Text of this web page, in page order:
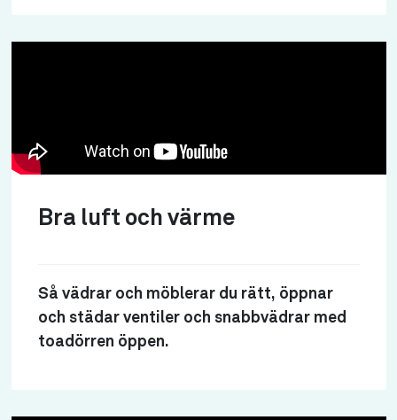
Bra luft och värme
Så vädrar och möblerar du rätt, öppnar
och städar ventiler och snabbvädrar med
toadörren öppen.